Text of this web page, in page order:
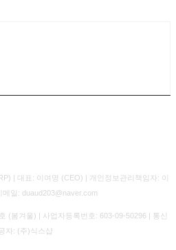
| 대표: 이여명 (CEO) | 개인정보관리책임자: 이
일: duaud203@naver.com
(봄겨울) | 사업자등록번호: 603-09-50296 | 통신
자: (주)식스샵